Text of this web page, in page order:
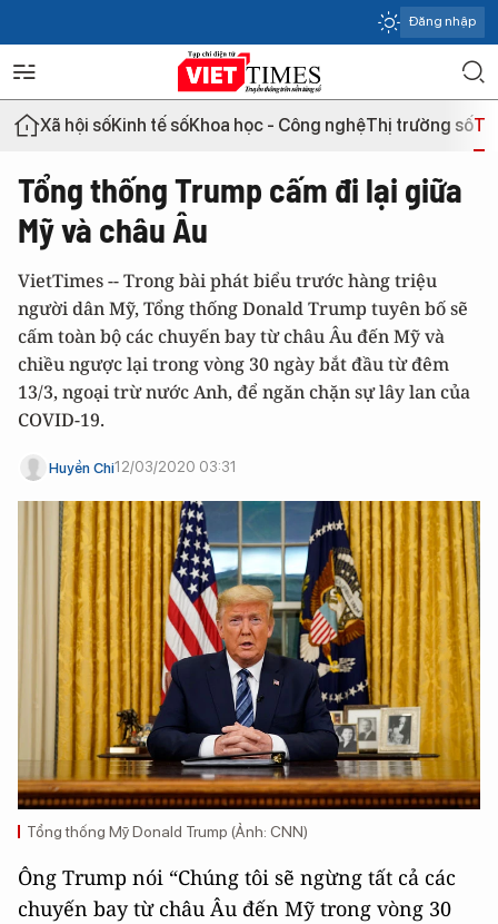
Đăng nhập
Xã hội sốKinh tế sốKhoa học - Công nghệThị trường số
Tổng thống Trump cấm đi lại giữa
Mỹ và châu Âu
VietTimes -- Trong bài phát biểu trước hàng triệu
người dân Mỹ, Tổng thống Donald Trump tuyên bố sẽ
cấm toàn bộ các chuyến bay từ châu Âu đến Mỹ và
chiều ngược lại trong vòng 30 ngày bắt đầu từ đêm
13/3, ngoại trừ nước Anh, để ngăn chặn sự lây lan của
COVID-19.
Huyền Chi12/03/2020 03:31
Tổng thống Mỹ Donald Trump (Ảnh: CNN)
Ông Trump nói “Chúng tôi sẽ ngừng tất cả các
chuyến bay từ châu Âu đến Mỹ trong vòng 30